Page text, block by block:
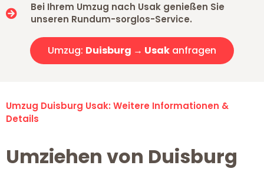
Bei Ihrem Umzug nach Usak genießen Sie
unseren Rundum-sorglos-Service.
Umzug: Duisburg → Usak anfragen
Umzug Duisburg Usak: Weitere Informationen &
Details
Umziehen von Duisburg